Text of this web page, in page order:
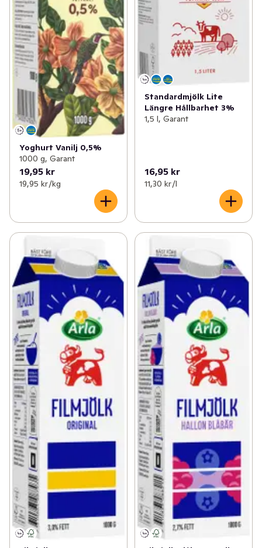
Yoghurt Vanilj 0,5%
1000 g, Garant
19,95 kr
19,95 kr /kg
Standardmjölk Lite
Längre Hållbarhet 3%
1,5 l, Garant
16,95 kr
11,30 kr /l